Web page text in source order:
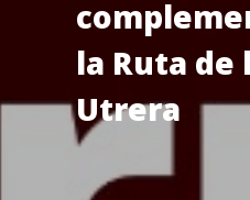
la Ruta de
Utrera